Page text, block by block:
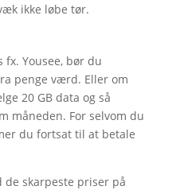
ikke løbe tør.
Yousee, bør du
penge værd. Eller om
20 GB data og så
måneden. For selvom du
du fortsat til at betale
skarpeste priser på